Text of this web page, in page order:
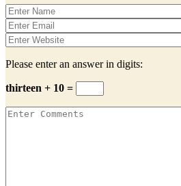
Please enter an answer in digits:
thirteen + 10 =